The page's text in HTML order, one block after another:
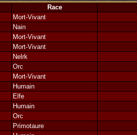
Race
Mort-Vivant
Nain
Mort-Vivant
Mort-Vivant
Nelrk
Orc
Mort-Vivant
Humain
Elfe
Humain
Orc
Primotaure